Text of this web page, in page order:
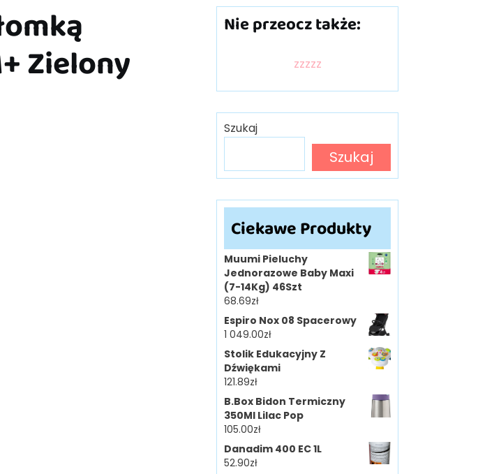
Zielony
Nie przeocz także:
zzzzz
Szukaj
Szukaj
Ciekawe Produkty
Muumi Pieluchy
Jednorazowe Baby Maxi
(7-14Kg) 46Szt
68.69zł
Espiro Nox 08 Spacerowy
1 049.00zł
Stolik Edukacyjny Z
Dźwiękami
121.89zł
B.Box Bidon Termiczny
350Ml Lilac Pop
105.00zł
Danadim 400 EC 1L
52.90zł